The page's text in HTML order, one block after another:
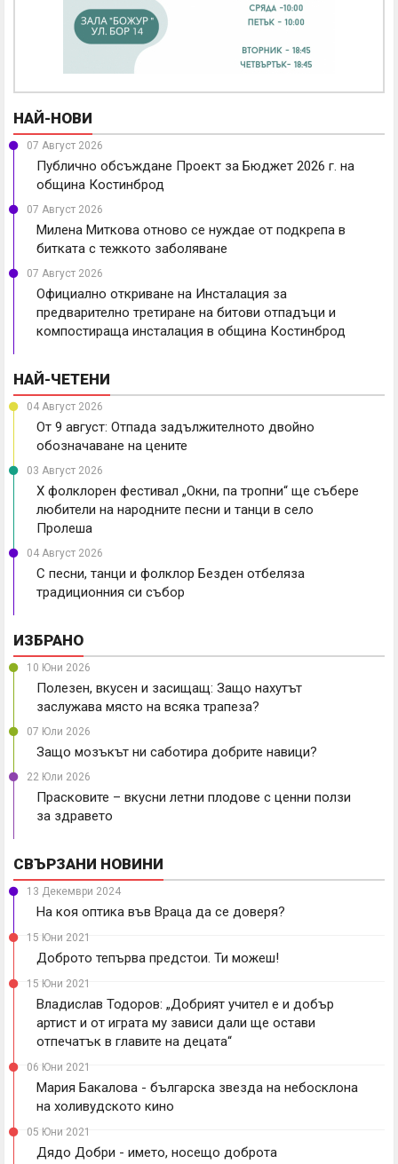
НАЙ-НОВИ
07 Август 2026
Публично обсъждане Проект за Бюджет 2026 г. на
община Костинброд
07 Август 2026
Милена Миткова отново се нуждае от подкрепа в
битката с тежкото заболяване
07 Август 2026
Официално откриване на Инсталация за
предварително третиране на битови отпадъци и
компостираща инсталация в община Костинброд
НАЙ-ЧЕТЕНИ
04 Август 2026
От 9 август: Отпада задължителното двойно
обозначаване на цените
03 Август 2026
X фолклорен фестивал „Окни, па тропни“ ще събере
любители на народните песни и танци в село
Пролеша
04 Август 2026
С песни, танци и фолклор Безден отбеляза
традиционния си събор
ИЗБРАНО
10 Юни 2026
Полезен, вкусен и засищащ: Защо нахутът
заслужава място на всяка трапеза?
07 Юли 2026
Защо мозъкът ни саботира добрите навици?
22 Юли 2026
Прасковите – вкусни летни плодове с ценни ползи
за здравето
СВЪРЗАНИ НОВИНИ
13 Декември 2024
На коя оптика във Враца да се доверя?
15 Юни 2021
Доброто тепърва предстои. Ти можеш!
15 Юни 2021
Владислав Тодоров: „Добрият учител е и добър
артист и от играта му зависи дали ще остави
отпечатък в главите на децата“
06 Юни 2021
Мария Бакалова - българска звезда на небосклона
на холивудското кино
05 Юни 2021
Дядо Добри - името, носещо доброта